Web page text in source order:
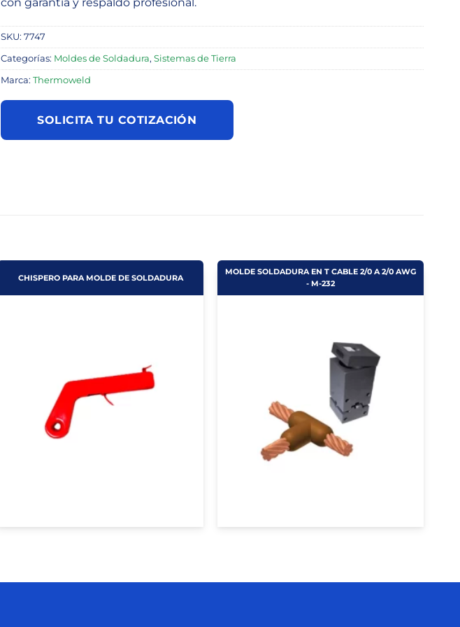
con garantía y respaldo profesional.
SKU: 7747
Categorías: Moldes de Soldadura, Sistemas de Tierra
Marca: Thermoweld
SOLICITA TU COTIZACIÓN
CHISPERO PARA MOLDE DE SOLDADURA
MOLDE SOLDADURA EN T CABLE 2/0 A 2/0 AWG
- M-232